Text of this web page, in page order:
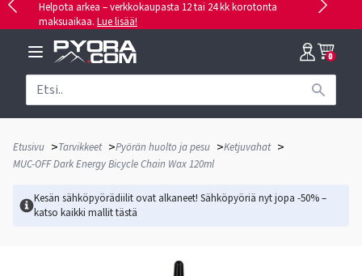
Helpota arkea – verkkokaupasta 12 tai 24 kk korotonta
maksuaikaa. Lue lisää!
0
Etusivu >Tarvikkeet >Pyörän huolto ja pesu >Ketjuvahat >
MUC-OFF Dark Energy Bicycle Chain Wax 120ml
Kesän sähköpyörädiilit ovat alkaneet! Sähköpyöriä nyt jopa -50% –
katso kaikki mallittästä